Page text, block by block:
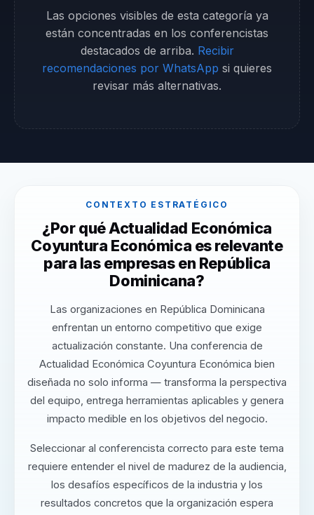
Las opciones visibles de esta categoría ya
están concentradas en los conferencistas
destacados de arriba. Recibir
recomendaciones por WhatsApp si quieres
revisar más alternativas.
CONTEXTO ESTRATÉGICO
¿Por qué Actualidad Económica
Coyuntura Económica es relevante
para las empresas en República
Dominicana?
Las organizaciones en República Dominicana
enfrentan un entorno competitivo que exige
actualización constante. Una conferencia de
Actualidad Económica Coyuntura Económica bien
diseñada no solo informa — transforma la perspectiva
del equipo, entrega herramientas aplicables y genera
impacto medible en los objetivos del negocio.
Seleccionar al conferencista correcto para este tema
requiere entender el nivel de madurez de la audiencia,
los desafíos específicos de la industria y los
resultados concretos que la organización espera